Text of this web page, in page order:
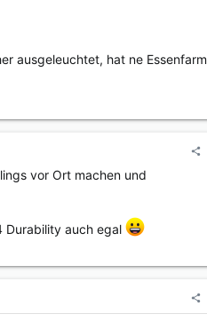
ausgeleuchtet, hat ne Essenfarm
vor Ort machen und
Durability auch egal